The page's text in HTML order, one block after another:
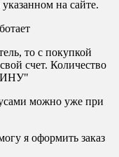
на сайте.
то с покупкой
счет. Количество
можно уже при
я оформить заказ